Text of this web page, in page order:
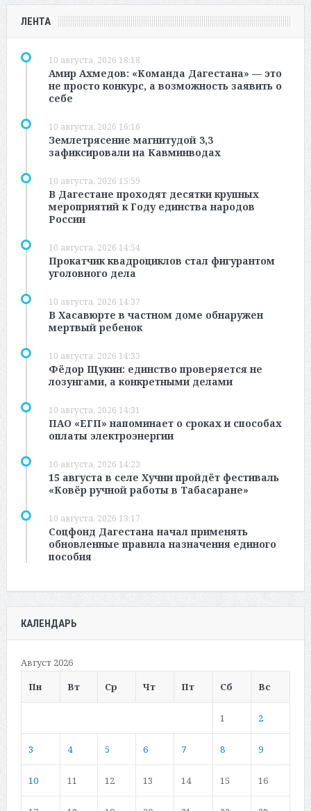
ЛЕНТА
10 августа, 2026 18:18
Амир Ахмедов: «Команда Дагестана» — это
не просто конкурс, а возможность заявить о
себе
10 августа, 2026 16:16
Землетрясение магнитудой 3,3
зафиксировали на Кавминводах
10 августа, 2026 15:59
В Дагестане проходят десятки крупных
мероприятий к Году единства народов
России
10 августа, 2026 14:54
Прокатчик квадроциклов стал фигурантом
уголовного дела
10 августа, 2026 14:37
В Хасавюрте в частном доме обнаружен
мертвый ребенок
10 августа, 2026 14:33
Фёдор Щукин: единство проверяется не
лозунгами, а конкретными делами
10 августа, 2026 14:31
ПАО «ЕГП» напоминает о сроках и способах
оплаты электроэнергии
10 августа, 2026 14:23
15 августа в селе Хучни пройдёт фестиваль
«Ковёр ручной работы в Табасаране»
10 августа, 2026 13:17
Соцфонд Дагестана начал применять
обновленные правила назначения единого
пособия
КАЛЕНДАРЬ
Август 2026
Пн
Вт Ср Чт Пт Сб Вс
1 2
3 4 5 6 7 8 9
10 11 12 13 14 15 16